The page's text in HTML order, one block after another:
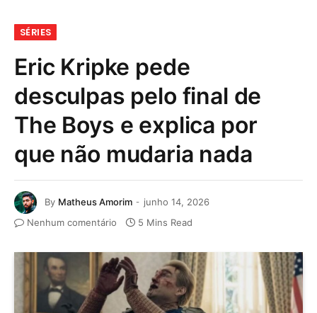
SÉRIES
Eric Kripke pede
desculpas pelo final de
The Boys e explica por
que não mudaria nada
By Matheus Amorim
junho 14, 2026
Nenhum comentário
5 Mins Read